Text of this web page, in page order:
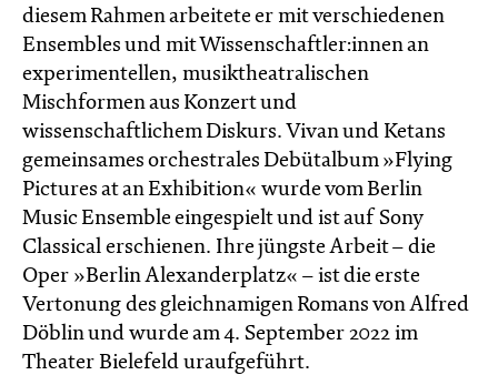
diesem Rahmen arbeitete er mit verschiedenen
Ensembles und mit Wissenschaftler:innen an
experimentellen, musiktheatralischen
Mischformen aus Konzert und
wissenschaftlichem Diskurs. Vivan und Ketans
gemeinsames orchestrales Debütalbum »Flying
Pictures at an Exhibition« wurde vom Berlin
Music Ensemble eingespielt und ist auf Sony
Classical erschienen. Ihre jüngste Arbeit – die
Oper »Berlin Alexanderplatz« – ist die erste
Vertonung des gleichnamigen Romans von Alfred
Döblin und wurde am 4. September 2022 im
Theater Bielefeld uraufgeführt.